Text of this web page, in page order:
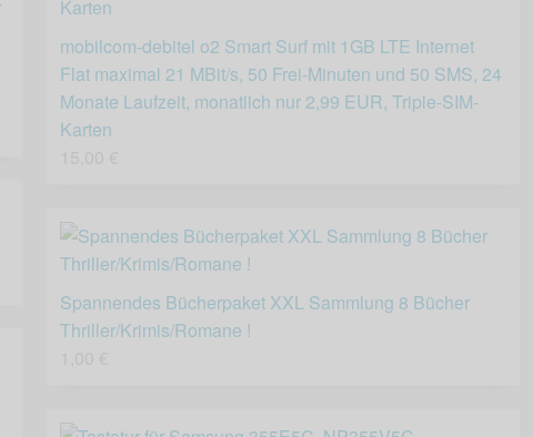
mobilcom-debitel o2 Smart Surf mit 1GB LTE Internet
Flat maximal 21 MBit/s, 50 Frei-Minuten und 50 SMS, 24
Monate Laufzeit, monatlich nur 2,99 EUR, Triple-SIM-
Karten
Spannendes Bücherpaket XXL Sammlung 8 Bücher
Thriller/Krimis/Romane !